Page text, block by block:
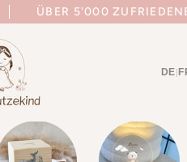
ÜBER 5'000
DE|